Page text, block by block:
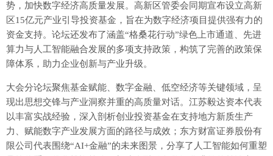
势，加快数字经济高质量发展。高新区管委会同期宣布设立高新
区15亿元产业引导投资基金，旨在为数字经济项目提供强有力的
资金支持。论坛还发布了涵盖“格桑花行动”绿色上市通道、先进
算力与人工智能融合发展的多项支持政策，构筑了完善的政策保
障体系，助力企业创新与产业升级。
大会分论坛聚焦基金赋能、数字金融、低空经济等关键领域，呈
现出思想交锋与产业洞察并重的高质量对话。江苏毅达资本代表
以丰富实战经验，深入剖析创业投资基金在支持地方新质生产
力、赋能数字产业发展方面的路径与成效；东方财富证券股份有
限公司代表围绕“AI+金融”的未来图景，分享了人工智能如何重塑